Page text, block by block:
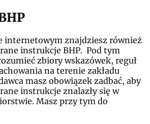
internetowym znajdziesz również
instrukcje BHP. Pod tym
zbiory wskazówek, reguł
na terenie zakładu
masz obowiązek zadbać, aby
instrukcje znalazły się w
Masz przy tym do